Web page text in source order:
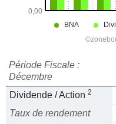
Période Fiscale :
Décembre
Dividende / Action 2
Taux de rendement